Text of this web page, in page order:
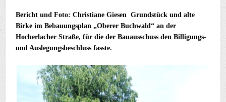
Bericht und Foto: Christiane Giesen Grundstück und alte
Birke im Bebauungsplan „Oberer Buchwald“ an der
Hocherlacher Straße, für die der Bauausschuss den Billigungs-
und Auslegungsbeschluss fasste.